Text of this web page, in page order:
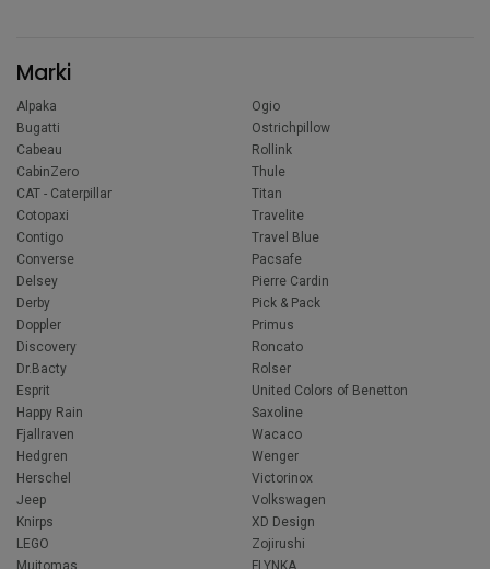
Marki
Alpaka
Bugatti
Cabeau
CabinZero
CAT - Caterpillar
Cotopaxi
Contigo
Converse
Delsey
Derby
Doppler
Discovery
Dr.Bacty
Esprit
Happy Rain
Fjallraven
Hedgren
Herschel
Jeep
Knirps
LEGO
Muitomas
Ogio
Ostrichpillow
Rollink
Thule
Titan
Travelite
Travel Blue
Pacsafe
Pierre Cardin
Pick & Pack
Primus
Roncato
Rolser
United Colors of Benetton
Saxoline
Wacaco
Wenger
Victorinox
Volkswagen
XD Design
Zojirushi
FLYNKA